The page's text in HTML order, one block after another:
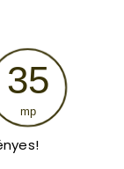
35
mp